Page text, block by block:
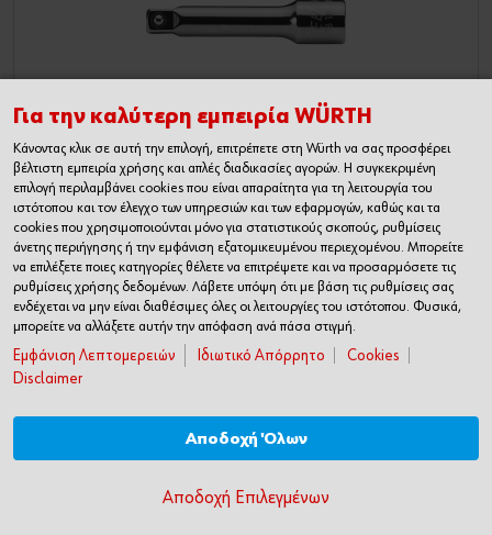
Προέκταση 1⁄4 ίντσας
2,50€
Για την καλύτερη εμπειρία WÜRTH
Κάνοντας κλικ σε αυτή την επιλογή, επιτρέπετε στη Würth να σας προσφέρει
βέλτιστη εμπειρία χρήσης και απλές διαδικασίες αγορών. Η συγκεκριμένη
επιλογή περιλαμβάνει cookies που είναι απαραίτητα για τη λειτουργία του
ιστότοπου και τον έλεγχο των υπηρεσιών και των εφαρμογών, καθώς και τα
cookies που χρησιμοποιούνται μόνο για στατιστικούς σκοπούς, ρυθμίσεις
άνετης περιήγησης ή την εμφάνιση εξατομικευμένου περιεχομένου. Μπορείτε
να επιλέξετε ποιες κατηγορίες θέλετε να επιτρέψετε και να προσαρμόσετε τις
ρυθμίσεις χρήσης δεδομένων. Λάβετε υπόψη ότι με βάση τις ρυθμίσεις σας
ενδέχεται να μην είναι διαθέσιμες όλες οι λειτουργίες του ιστότοπου. Φυσικά,
μπορείτε να αλλάξετε αυτήν την απόφαση ανά πάσα στιγμή.
Εμφάνιση Λεπτομερειών Ιδιωτικό Απόρρητο
Cookies
Disclaimer
Αποδοχή Όλων
Αποδοχή Επιλεγμένων